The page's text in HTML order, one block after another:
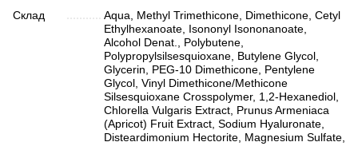
Склад
Aqua, Methyl Trimethicone, Dimethicone, Cetyl
Ethylhexanoate, Isononyl Isononanoate,
Alcohol Denat., Polybutene,
Polypropylsilsesquioxane, Butylene Glycol,
Glycerin, PEG-10 Dimethicone, Pentylene
Glycol, Vinyl Dimethicone/Methicone
Silsesquioxane Crosspolymer, 1,2-Hexanediol,
Chlorella Vulgaris Extract, Prunus Armeniaca
(Apricot) Fruit Extract, Sodium Hyaluronate,
Disteardimonium Hectorite, Magnesium Sulfate,